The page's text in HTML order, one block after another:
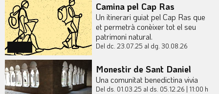
Camina pel Cap Ras
Un itinerari guiat pel Cap Ras que
et permetrà conèixer tot el seu
patrimoni natural.
Del dc. 23.07.25 al dg. 30.08.26
Monestir de Sant Daniel
Una comunitat benedictina vivia
Del ds. 01.03.25 al ds. 05.12.26 | 11:00 h